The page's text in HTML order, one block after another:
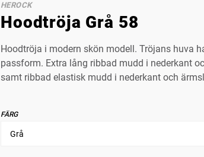
HEROCK
Hoodtröja Grå 58
Hoodtröja i modern skön modell. Tröjans huva
passform. Extra lång ribbad mudd i nederkant
samt ribbad elastisk mudd i nederkant och
FÄRG